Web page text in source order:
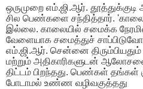
ஒருமுறை எம்.ஜி.ஆர்.
சில பெண்களை சந்தித்தார்.
இல்லை. காலையில் சமைக்க
வேளையாக சமைத்துச்
எம்.ஜி.ஆர். சென்னை
மற்றும் அதிகாரிகளுடன்
திட்டம் பிறந்தது. பெண்கள் தங்கள்
போடாமல் உண்ண வழிவகுத்தது